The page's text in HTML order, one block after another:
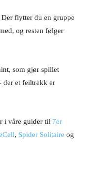
flytter du en gruppe
og resten følger
som gjør spillet
der et feiltrekk er
i våre guider til 7er
, Spider Solitaire og